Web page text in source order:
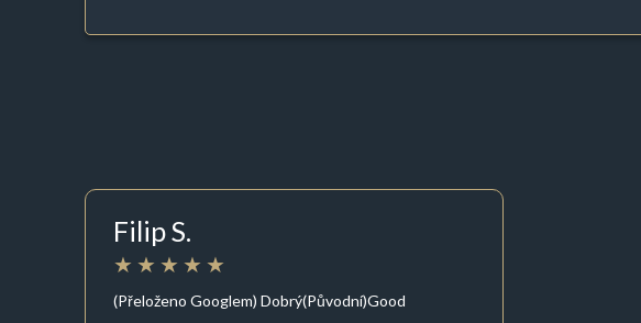
Filip S.
(Přeloženo Googlem) Dobrý(Původní)Good